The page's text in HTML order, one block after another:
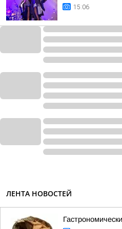
15:06
ЛЕНТА НОВОСТЕЙ